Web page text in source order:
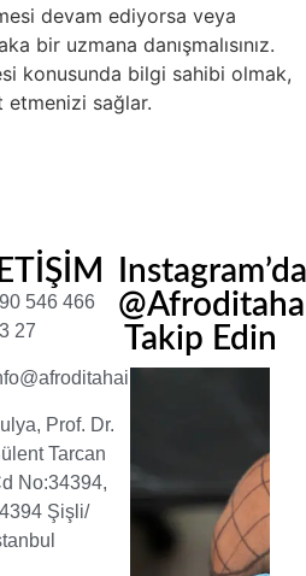
devam ediyorsa veya
bir uzmana danışmalısınız.
konusunda bilgi sahibi olmak,
etmenizi sağlar.
546 466
27
Prof. Dr.
Tarcan
No:34394,
Şişli/
Instagram’da
Takip Edin